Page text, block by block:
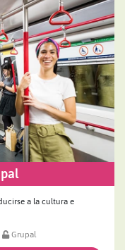
a la cultura e
Grupal